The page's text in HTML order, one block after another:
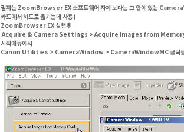
필자는 ZoomBrowser EX 소프트웨어 자체 보다는 그 안에 있는
카드에서 하드로 옮기는데 사용)
ZoomBrowser EX 실행후
Acquire & Camera Settings > Acquire Images from Memory
시작메뉴에서
Canon Utilities > CameraWindow > CameraWindowMC 클릭을